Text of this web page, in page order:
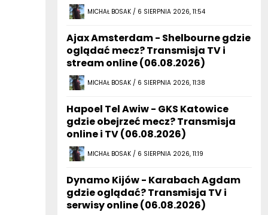
MICHAŁ BOSAK / 6 SIERPNIA 2026, 11:54
Ajax Amsterdam - Shelbourne gdzie
oglądać mecz? Transmisja TV i
stream online (06.08.2026)
MICHAŁ BOSAK / 6 SIERPNIA 2026, 11:38
Hapoel Tel Awiw - GKS Katowice
gdzie obejrzeć mecz? Transmisja
online i TV (06.08.2026)
MICHAŁ BOSAK / 6 SIERPNIA 2026, 11:19
Dynamo Kijów - Karabach Agdam
gdzie oglądać? Transmisja TV i
serwisy online (06.08.2026)